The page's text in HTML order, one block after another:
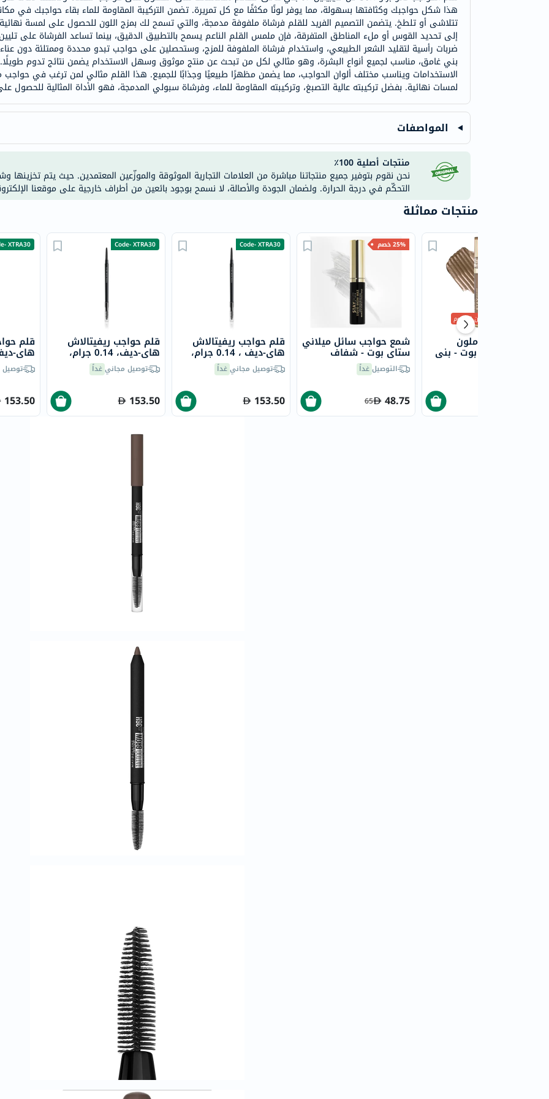
doppelherz
NMN
dessert-
essence
Biochem
skinceuticals
true-
الصحة
والمكملات
العناية
الصحية
روتيني
باقة
الصحي
Original
الصحية
البشرة
والشعر
العظام
والمفاصل
المخ
والذاكرة
القلب
دعم
الكلى
والمسالك
البولية
الكبد
صحة
البروستاتا
الفيتامينات
فيتامين
ب
فيتامين
ج
فيتامين
د
فيتامين
هـ
المعادن
المغنيسيوم
الحديد
هذا شكل حواجبك وكثافتها بسهولة، مما يوفر لونًا مكثفًا مع كل تمريرة. تضمن التركيبة المقاومة للماء بقاء حواجبك في
تتلاشى أو تلطخ. يتضمن التصميم الفريد للقلم فرشاة ملفوفة مدمجة، والتي تسمح لك بمزج اللون للحصول على لمسة
إلى تحديد القوس أو ملء المناطق المتفرقة، فإن ملمس القلم الناعم يسمح بالتطبيق الدقيق، بينما تساعد الفرشاة
بني غامق، مناسب لجميع أنواع البشرة، وهو مثالي لكل من تبحث عن منتج موثوق وسهل الاستخدام يضمن نتائج تدوم طويلًا.
الاستخدامات ويناسب مختلف ألوان الحواجب، مما يضمن مظهرًا طبيعيًا وجذابًا للجميع. هذا القلم مثالي لمن ترغب في
لمسات نهائية. بفضل تركيبته عالية التصبغ، وتركيبته المقاومة للماء، وفرشاة سبولي المدمجة، فهو الأداة المثالية
المواصفات
منتجات أصلية 100٪
نحن نقوم بتوفير جميع منتجاتنا مباشرة من العلامات التجارية الموثوقة والموزّعين المعتمدين. حيث يتم
التحكّم في درجة الحرارة. ولضمان الجودة والأصالة، لا نسمح بوجود بائعين من أطراف خارجية على موقعنا
منتجات مماثلة
XTRA30
قلم
كول
153.50
Code- XTRA30
قلم حواجب ريفيتالاش
هاي-ديف، 0.14 جرام،
سوفت براون
توصيل مجانيغداً
153.50
Code- XTRA30
قلم حواجب ريفيتالاش
هاي-ديف ، 0.14 جرام،
وارم براون
توصيل مجانيغداً
153.50
25% خصم
شمع حواجب سائل ميلاني
ستاي بوت - شفاف
التوصيلغداً
48.75
65
من 30 يوم
موس حواجب ملون
ميلاني ستاي بوت - بني